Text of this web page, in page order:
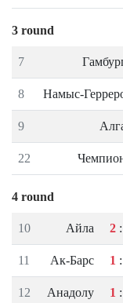
3 round
7
8 Намыс-
9
22
4 round
10 Айла 2 :
11 Ак-Барс 1 :
12 Анадолу 1 :